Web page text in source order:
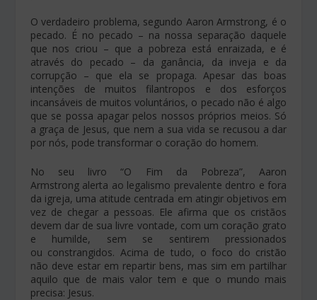
O verdadeiro problema, segundo Aaron Armstrong, é o
pecado. É no pecado – na nossa separação daquele
que nos criou – que a pobreza está enraizada, e é
através do pecado – da ganância, da inveja e da
corrupção – que ela se propaga. Apesar das boas
intenções de muitos filantropos e dos esforços
incansáveis de muitos voluntários, o pecado não é algo
que se possa apagar pelos nossos próprios meios. Só
a graça de Jesus, que nem a sua vida se recusou a dar
por nós, pode transformar o coração do homem.
No seu livro “O Fim da Pobreza”, Aaron
Armstrong alerta ao legalismo prevalente dentro e fora
da igreja, uma atitude centrada em atingir objetivos em
vez de chegar a pessoas. Ele afirma que os cristãos
devem dar de sua livre vontade, com um coração grato
e humilde, sem se sentirem pressionados
ou constrangidos. Acima de tudo, o foco do cristão
não deve estar em repartir bens, mas sim em partilhar
aquilo que de mais valor tem e que o mundo mais
precisa: Jesus.